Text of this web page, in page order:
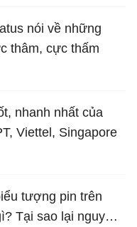
nói về những
thâm, cực thấm
nhanh nhất của
Viettel, Singapore
tượng pin trên
Tại sao lại nguy